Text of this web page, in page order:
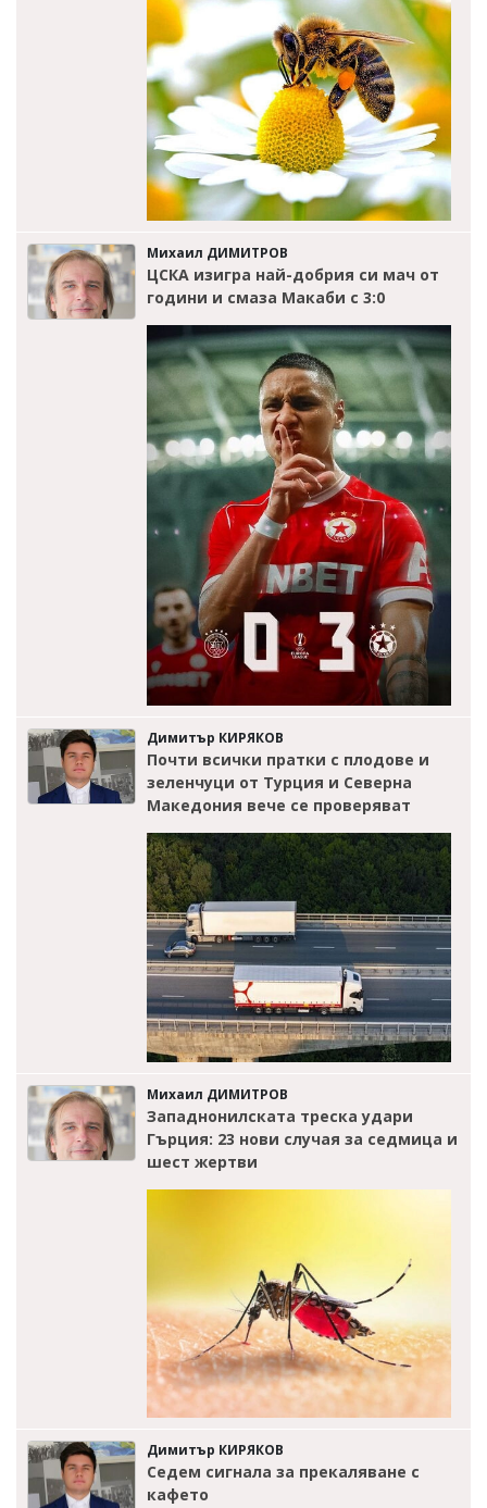
Михаил ДИМИТРОВ
ЦСКА изигра най-добрия си мач от
години и смаза Макаби с 3:0
Димитър КИРЯКОВ
Почти всички пратки с плодове и
зеленчуци от Турция и Северна
Македония вече се проверяват
Михаил ДИМИТРОВ
Западнонилската треска удари
Гърция: 23 нови случая за седмица и
шест жертви
Димитър КИРЯКОВ
Седем сигнала за прекаляване с
кафето